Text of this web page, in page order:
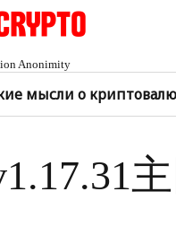
Anonimity
мысли о